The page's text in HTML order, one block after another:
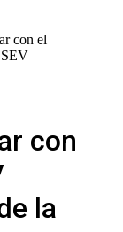
con el
SEV
con
la